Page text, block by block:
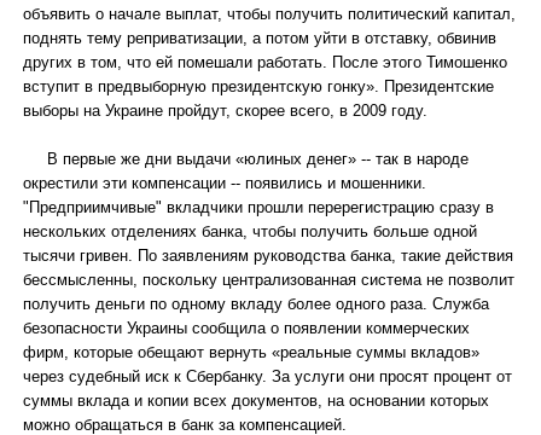
объявить о начале выплат, чтобы получить политический капитал,
поднять тему реприватизации, а потом уйти в отставку, обвинив
других в том, что ей помешали работать. После этого Тимошенко
вступит в предвыборную президентскую гонку». Президентские
выборы на Украине пройдут, скорее всего, в 2009 году.
В первые же дни выдачи «юлиных денег» -- так в народе
окрестили эти компенсации -- появились и мошенники.
"Предприимчивые" вкладчики прошли перерегистрацию сразу в
нескольких отделениях банка, чтобы получить больше одной
тысячи гривен. По заявлениям руководства банка, такие действия
бессмысленны, поскольку централизованная система не позволит
получить деньги по одному вкладу более одного раза. Служба
безопасности Украины сообщила о появлении коммерческих
фирм, которые обещают вернуть «реальные суммы вкладов»
через судебный иск к Сбербанку. За услуги они просят процент от
суммы вклада и копии всех документов, на основании которых
можно обращаться в банк за компенсацией.